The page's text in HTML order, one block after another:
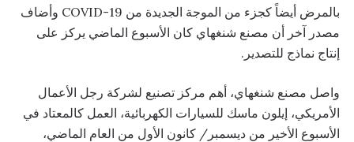
بالمرض أيضاً كجزء من الموجة الجديدة من COVID-19 وأضاف
مصدر آخر أن مصنع شنغهاي كان الأسبوع الماضي يركز على
إنتاج نماذج للتصدير.
واصل مصنع شنغهاي، أهم مركز تصنيع لشركة رجل الأعمال
الأمريكي، إيلون ماسك للسيارات الكهربائية، العمل كالمعتاد في
الأسبوع الأخير من ديسمبر/ كانون الأول من العام الماضي،